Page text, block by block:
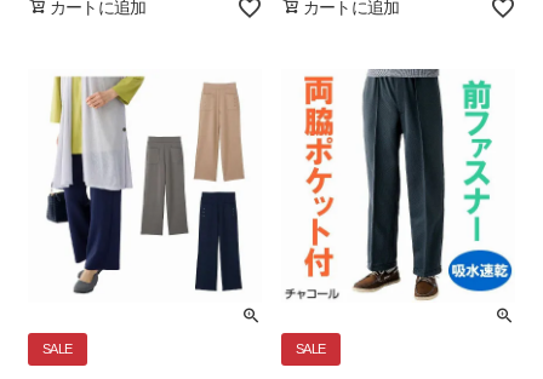
カートに追加 カートに追加
SALE SALE